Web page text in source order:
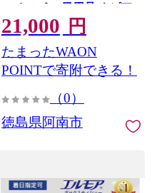
ュペーパー 日用品 ネピア
消耗品 人気 おすすめ 送料
無料 メーカー コンパクト
設計 徳島県【1605589】
21,000 円
たまったWAON
POINTで寄附できる！
（0）
徳島県阿南市